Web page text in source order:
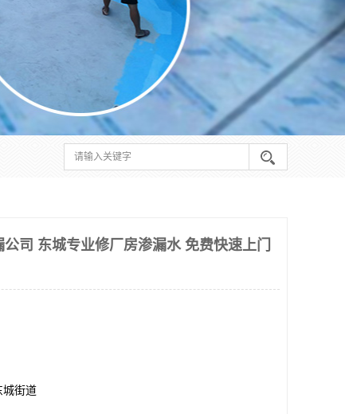
司 东城专业修厂房渗漏水 免费快速上门
城街道